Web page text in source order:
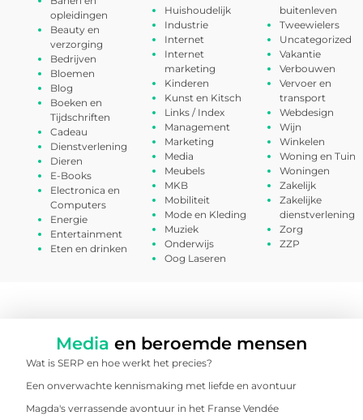
opleidingen
Beauty en
verzorging
Bedrijven
Bloemen
Blog
Boeken en
Tijdschriften
Cadeau
Dienstverlening
Dieren
E-Books
Electronica en
Computers
Energie
Entertainment
Eten en drinken
Huishoudelijk
Industrie
Internet
Internet
marketing
Kinderen
Kunst en Kitsch
Links / Index
Management
Marketing
Media
Meubels
MKB
Mobiliteit
Mode en Kleding
Muziek
Onderwijs
Oog Laseren
buitenleven
Tweewielers
Uncategorized
Vakantie
Verbouwen
Vervoer en
transport
Webdesign
Wijn
Winkelen
Woning en Tuin
Woningen
Zakelijk
Zakelijke
dienstverlening
Zorg
ZZP
Media en beroemde mensen
Wat is SERP en hoe werkt het precies?
Een onverwachte kennismaking met liefde en avontuur
Magda's verrassende avontuur in het Franse Vendée